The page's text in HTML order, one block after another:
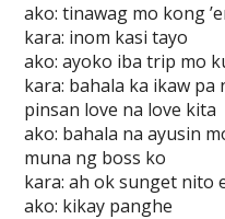
ako: tinawag mo kong
kara: inom kasi tayo
ako: ayoko iba trip mo
kara: bahala ka ikaw
pinsan love na love kita
ako: bahala na ayusin
muna ng boss ko
kara: ah ok sunget nito
ako: kikay panghe